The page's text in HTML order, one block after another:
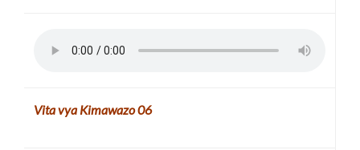
Vita vya Kimawazo06